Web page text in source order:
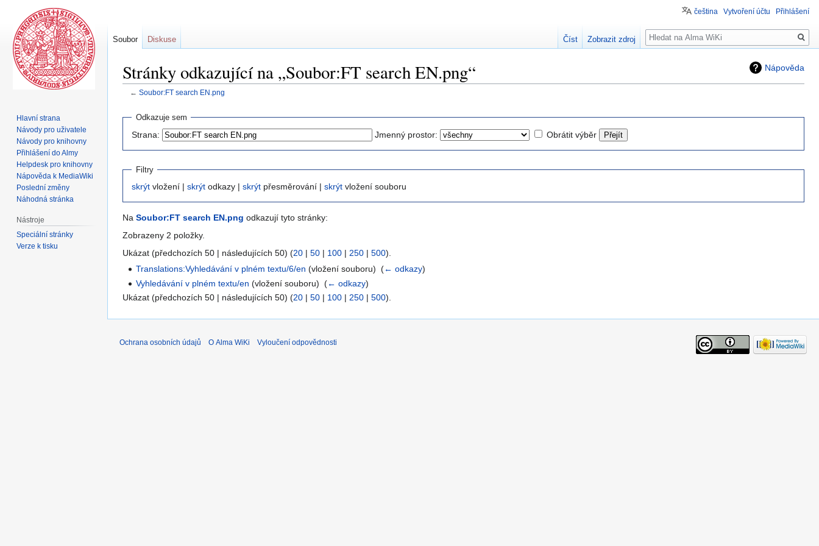
Nápověda
Stránky odkazující na „Soubor:FT search EN.png“
← Soubor:FT search EN.png
Skočit
navigaci
Skočit
vyhledávání
Odkazuje sem
Strana: Jmenný prostor: Obrátit výběr
Filtry
skrýt vložení | skrýt odkazy | skrýt přesměrování | skrýt vložení souboru
Na Soubor:FT search EN.png odkazují tyto stránky:
Zobrazeny 2 položky.
Ukázat (předchozích 50 | následujících 50) (20 | 50 | 100 | 250 | 500).
Translations:Vyhledávání v plném textu/6/en (vložení souboru) ‎(← odkazy)
Vyhledávání v plném textu/en (vložení souboru) ‎(← odkazy)
Ukázat (předchozích 50 | následujících 50) (20 | 50 | 100 | 250 | 500).
čeština Vytvoření účtu Přihlášení
Soubor Diskuse Číst Zobrazit zdroj
Hledat
Hlavní strana
Návody pro uživatele
Návody pro knihovny
Přihlášení do Almy
Helpdesk pro knihovny
Nápověda k MediaWiki
Poslední změny
Náhodná stránka
Nástroje
Speciální stránky
Verze k tisku
Ochrana osobních údajů O Alma WiKi Vyloučení odpovědnosti